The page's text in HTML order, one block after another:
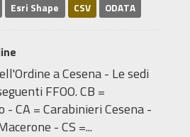
Esri Shape CSV ODATA
a Cesena - Le sedi
FFOO. CB =
CA = Carabinieri Cesena -
- CS =...